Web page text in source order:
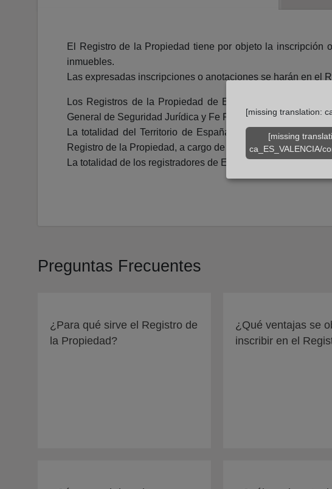
El Registro de la Propiedad tiene por objeto la inscripción
inmuebles.
Las expresadas inscripciones o anotaciones se harán en el
Los Registros de la Propiedad de España dependen del
General de Seguridad Jurídica y Fe Pública.
La totalidad del Territorio de España está dividido en
Registro de la Propiedad, a cargo de un registrador de la
La totalidad de los registradores de España se integran en
Preguntas Frecuentes
¿Para qué sirve el Registro de
la Propiedad?
¿Qué ventajas se
inscribir en el
[missing translation:
[missing
ca_ES_VALENCIA/